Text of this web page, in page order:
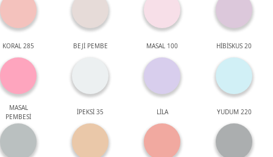
KORAL 285 BEJİ PEMBE MASAL 100 HİBİSKUS 20
MASAL
PEMBESİ
İPEKSİ 35 LİLA YUDUM 220